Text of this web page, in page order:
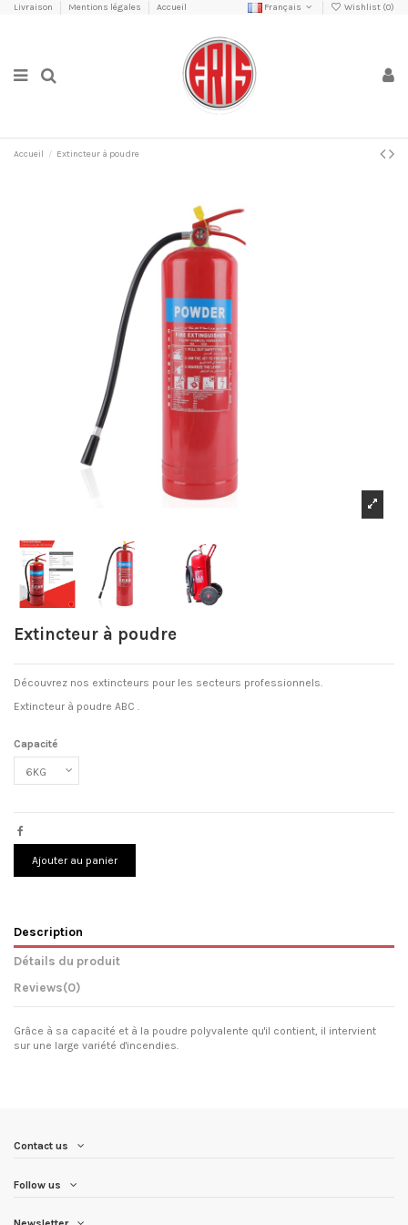
Livraison Mentions légales Accueil Français Wishlist (0)
Accueil Extincteur à poudre
Extincteur à poudre
Découvrez nos extincteurs pour les secteurs professionnels.
Extincteur à poudre ABC .
Capacité
Ajouter au panier
Description
Détails du produit
Reviews(0)
Grâce à sa capacité et à la poudre polyvalente qu'il contient, il intervient
sur une large variété d'incendies.
Contact us
Follow us